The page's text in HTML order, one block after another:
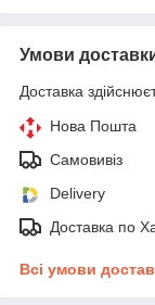
Умови
Доставка
Нова Пошта
Самовивіз
Delivery
Доставка по
Всі умови